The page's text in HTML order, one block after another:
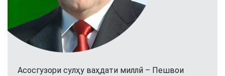
Асосгузори сулҳу ваҳдати миллӣ – Пешвои